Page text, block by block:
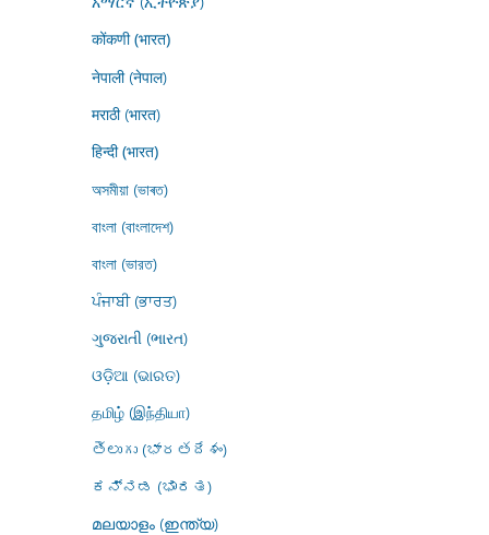
कोंकणी (भारत)
नेपाली (नेपाल)
मराठी (भारत)
हिन्दी (भारत)
অসমীয়া (ভাৰত)
বাংলা (বাংলাদেশ)
বাংলা (ভারত)
ਪੰਜਾਬੀ (ਭਾਰਤ)
ગુજરાતી (ભારત)
ଓଡ଼ିଆ (ଭାରତ)
தமிழ் (இந்தியா)
తెలుగు (భారతదేశం)
ಕನ್ನಡ (ಭಾರತ)
മലയാളം (ഇന്ത്യ)